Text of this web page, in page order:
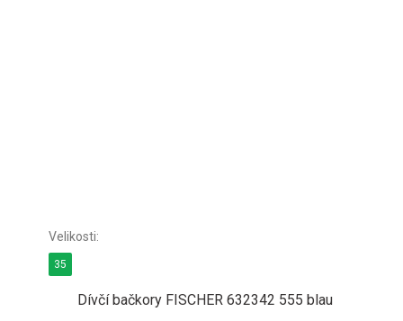
Dívčí bačkory FISCHER 632342 555 blau
35